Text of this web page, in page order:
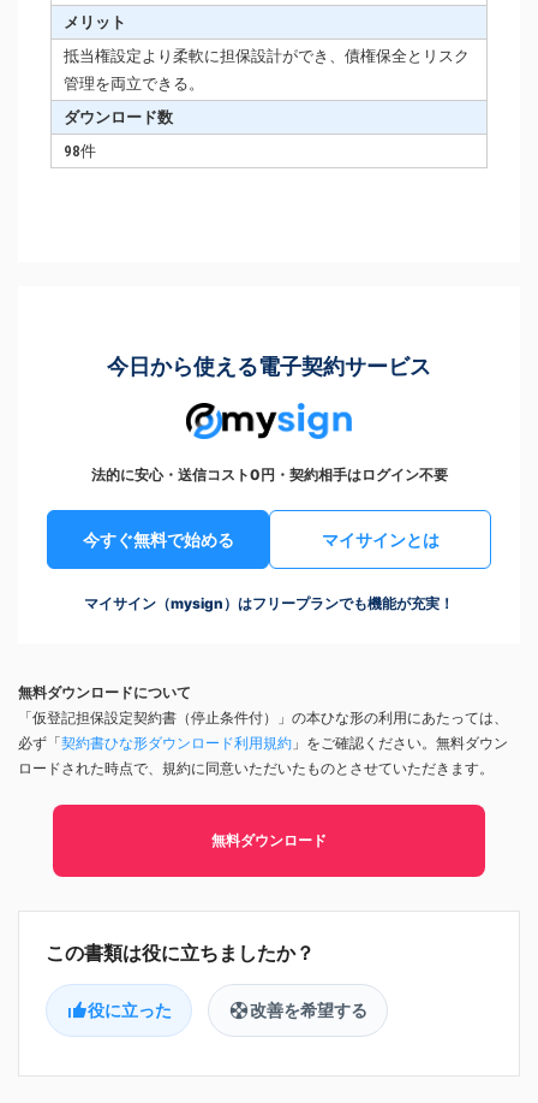
メリット
抵当権設定より柔軟に担保設計ができ、債権保全とリスク
管理を両立できる。
ダウンロード数
98件
今日から使える電子契約サービス
法的に安心・送信コスト0円・契約相手はログイン不要
今すぐ無料で始める マイサインとは
マイサイン（mysign）はフリープランでも機能が充実！
無料ダウンロードについて
「仮登記担保設定契約書（停止条件付）」の本ひな形の利用にあたっては、
必ず「契約書ひな形ダウンロード利用規約 」をご確認ください。無料ダウン
ロードされた時点で、規約に同意いただいたものとさせていただきます。
無料ダウンロード
役に立った 改善を希望する